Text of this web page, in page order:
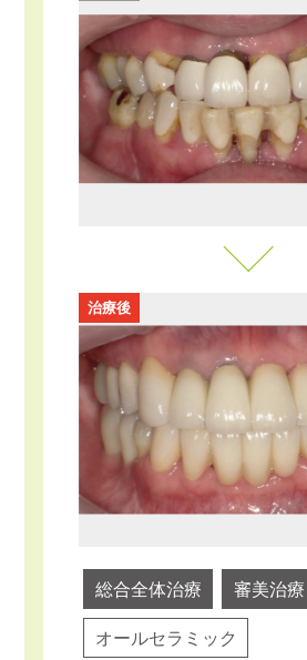
治療後
総合全体治療 審美治療
オールセラミック